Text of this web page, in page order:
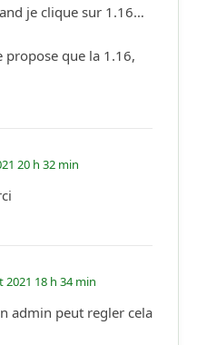
je clique sur 1.16…
propose que la 1.16,
20 h 32 min
2021 18 h 34 min
admin peut regler cela